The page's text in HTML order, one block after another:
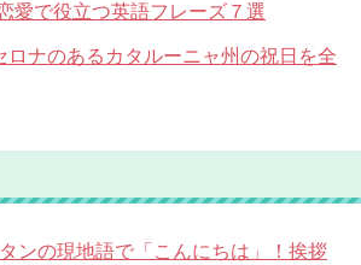
愛で役立つ英語フレーズ７選
ロナのあるカタルーニャ州の祝日を全
ンの現地語で「こんにちは」！挨拶